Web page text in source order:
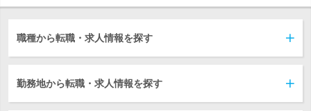
職種から転職・求人情報を探す
勤務地から転職・求人情報を探す